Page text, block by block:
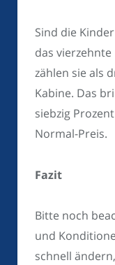
Sind die
das
zählen sie als
Kabine. Das
siebzig
Normal-Preis.
Fazit
Bitte noch
und
schnell